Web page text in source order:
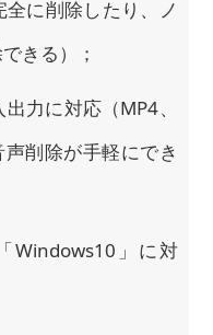
に削除したり、ノ
きる）；
力に対応（MP4、
削除が手軽にでき
Windows10」に対